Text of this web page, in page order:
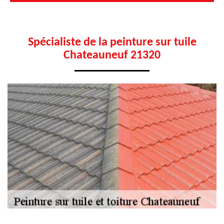
Spécialiste de la peinture sur tuile
Chateauneuf 21320